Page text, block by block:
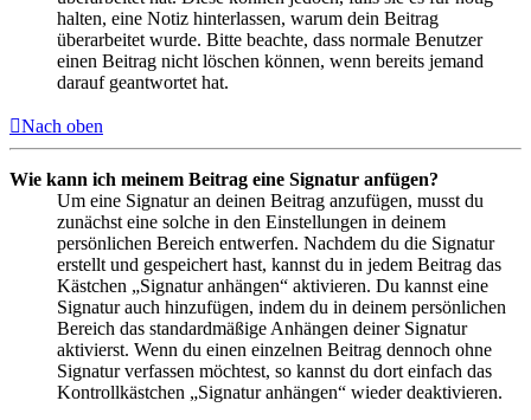
halten, eine Notiz hinterlassen, warum dein Beitrag
überarbeitet wurde. Bitte beachte, dass normale Benutzer
einen Beitrag nicht löschen können, wenn bereits jemand
darauf geantwortet hat.
Nach oben
Wie kann ich meinem Beitrag eine Signatur anfügen?
Um eine Signatur an deinen Beitrag anzufügen, musst du
zunächst eine solche in den Einstellungen in deinem
persönlichen Bereich entwerfen. Nachdem du die Signatur
erstellt und gespeichert hast, kannst du in jedem Beitrag das
Kästchen „Signatur anhängen“ aktivieren. Du kannst eine
Signatur auch hinzufügen, indem du in deinem persönlichen
Bereich das standardmäßige Anhängen deiner Signatur
aktivierst. Wenn du einen einzelnen Beitrag dennoch ohne
Signatur verfassen möchtest, so kannst du dort einfach das
Kontrollkästchen „Signatur anhängen“ wieder deaktivieren.